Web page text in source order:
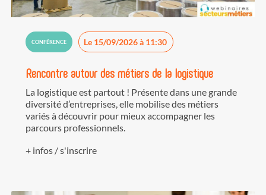
CONFÉRENCE Le 15/09/2026 à 11:30
Rencontre autour des métiers de la logistique
La logistique est partout ! Présente dans une grande
diversité d’entreprises, elle mobilise des métiers
variés à découvrir pour mieux accompagner les
parcours professionnels.
+ infos / s'inscrire